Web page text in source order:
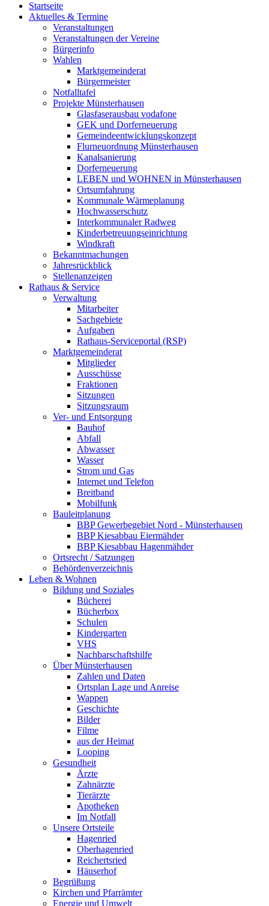
Startseite
Aktuelles & Termine
Veranstaltungen
Veranstaltungen der Vereine
Bürgerinfo
Wahlen
Marktgemeinderat
Bürgermeister
Notfalltafel
Projekte Münsterhausen
Glasfaserausbau vodafone
GEK und Dorferneuerung
Gemeindeentwicklungskonzept
Flurneuordnung Münsterhausen
Kanalsanierung
Dorferneuerung
LEBEN und WOHNEN in Münsterhausen
Ortsumfahrung
Kommunale Wärmeplanung
Hochwasserschutz
Interkommunaler Radweg
Kinderbetreuungseinrichtung
Windkraft
Bekanntmachungen
Jahresrückblick
Stellenanzeigen
Rathaus & Service
Verwaltung
Mitarbeiter
Sachgebiete
Aufgaben
Rathaus-Serviceportal (RSP)
Marktgemeinderat
Mitglieder
Ausschüsse
Fraktionen
Sitzungen
Sitzungsraum
Ver- und Entsorgung
Bauhof
Abfall
Abwasser
Wasser
Strom und Gas
Internet und Telefon
Breitband
Mobilfunk
Bauleitplanung
BBP Gewerbegebiet Nord - Münsterhausen
BBP Kiesabbau Eiermähder
BBP Kiesabbau Hagenmähder
Ortsrecht / Satzungen
Behördenverzeichnis
Leben & Wohnen
Bildung und Soziales
Bücherei
Bücherbox
Schulen
Kindergarten
VHS
Nachbarschaftshilfe
Über Münsterhausen
Zahlen und Daten
Ortsplan Lage und Anreise
Wappen
Geschichte
Bilder
Filme
aus der Heimat
Looping
Gesundheit
Ärzte
Zahnärzte
Tierärzte
Apotheken
Im Notfall
Unsere Ortsteile
Hagenried
Oberhagenried
Reichertsried
Häuserhof
Begrüßung
Kirchen und Pfarrämter
Energie und Umwelt